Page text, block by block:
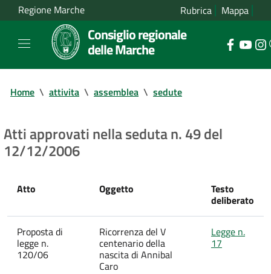
Regione Marche Rubrica Mappa
Consiglio regionale
delle Marche
Home \ attivita \ assemblea \ sedute
Atti approvati nella seduta n. 49 del
12/12/2006
Atto Oggetto Testo
deliberato
Proposta di
legge n.
120/06
Ricorrenza del V
centenario della
nascita di Annibal
Caro
Legge n.
17